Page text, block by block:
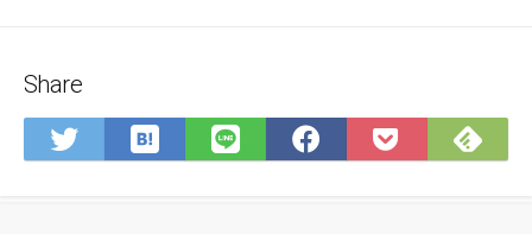
Share
Share
on
Save
to
Share
on
Share
on
Save
to
on